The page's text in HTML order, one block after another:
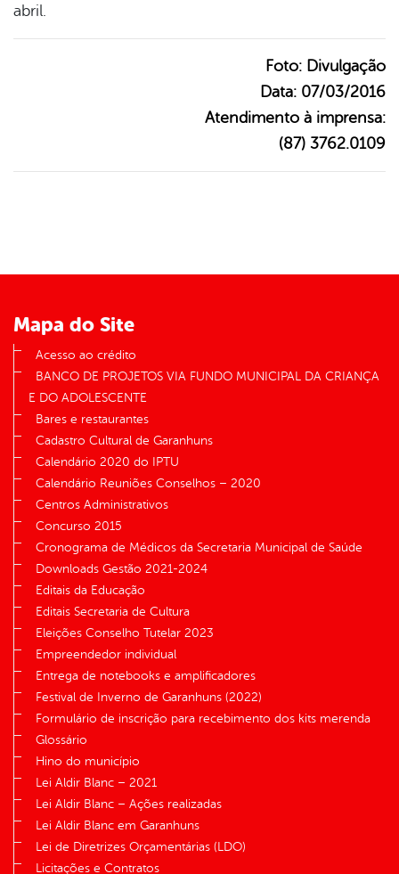
abril.
Foto: Divulgação
Data: 07/03/2016
Atendimento à imprensa:
(87) 3762.0109
Mapa do Site
Acesso ao crédito
BANCO DE PROJETOS VIA FUNDO MUNICIPAL DA CRIANÇA
E DO ADOLESCENTE
Bares e restaurantes
Cadastro Cultural de Garanhuns
Calendário 2020 do IPTU
Calendário Reuniões Conselhos – 2020
Centros Administrativos
Concurso 2015
Cronograma de Médicos da Secretaria Municipal de Saúde
Downloads Gestão 2021-2024
Editais da Educação
Editais Secretaria de Cultura
Eleições Conselho Tutelar 2023
Empreendedor individual
Entrega de notebooks e amplificadores
Festival de Inverno de Garanhuns (2022)
Formulário de inscrição para recebimento dos kits merenda
Glossário
Hino do município
Lei Aldir Blanc – 2021
Lei Aldir Blanc – Ações realizadas
Lei Aldir Blanc em Garanhuns
Lei de Diretrizes Orçamentárias (LDO)
Licitações e Contratos